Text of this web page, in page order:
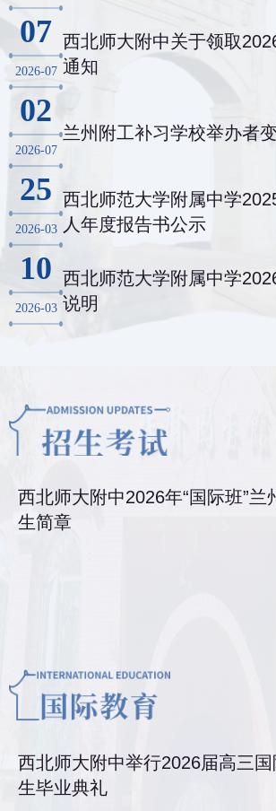
07
2026-07
西北师大附中关于领取
通知
02
2026-07
兰州附工补习学校举办者
25
2026-03
西北师范大学附属中学
人年度报告书公示
10
2026-03
西北师范大学附属中学
说明
西北师大附中2026年“国际班”兰
生简章
西北师大附中举行2026届高三
生毕业典礼